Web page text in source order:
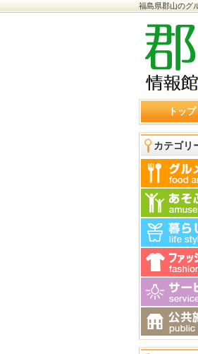
福島県郡山のグ
トップ
カテゴリ